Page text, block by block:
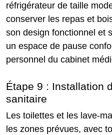
réfrigérateur de taille
conserver les repas et
son design fonctionnel et
un espace de pause
personnel du cabinet
Étape 9 : Installation
sanitaire
Les toilettes et les lave-
les zones prévues, avec